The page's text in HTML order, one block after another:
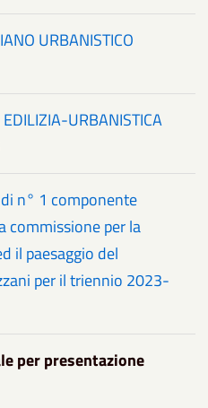
URBANISTICO
EDILIZIA-URBANISTICA
n° 1 componente
commissione per la
il paesaggio del
per il triennio 2023-
per presentazione